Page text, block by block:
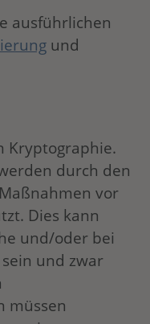
ausführlichen
und
Kryptographie.
durch den
vor
Dies kann
und/oder bei
und zwar
müssen